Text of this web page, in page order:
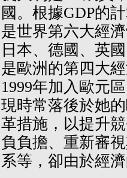
國。根據GDP的
是世界第六大經
日本、德國、英
是歐洲的第四大
1999年加入歐元
現時常落後於她
革措施，以提升
負負擔、重新審
系等，卻由於經